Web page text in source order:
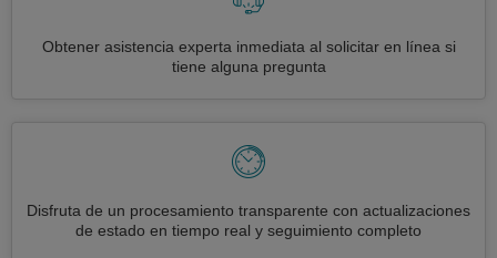
Obtener asistencia experta inmediata al solicitar en línea si
tiene alguna pregunta
Disfruta de un procesamiento transparente con actualizaciones
de estado en tiempo real y seguimiento completo